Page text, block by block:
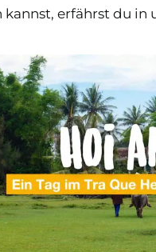
erfährst du in